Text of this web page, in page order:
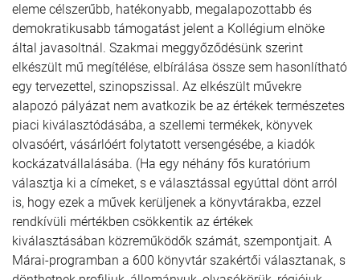
eleme célszerűbb, hatékonyabb, megalapozottabb és
demokratikusabb támogatást jelent a Kollégium elnöke
által javasoltnál. Szakmai meggyőződésünk szerint
elkészült mű megítélése, elbírálása össze sem hasonlítható
egy tervezettel, szinopszissal. Az elkészült művekre
alapozó pályázat nem avatkozik be az értékek természetes
piaci kiválasztódásába, a szellemi termékek, könyvek
olvasóért, vásárlóért folytatott versengésébe, a kiadók
kockázatvállalásába. (Ha egy néhány fős kuratórium
választja ki a címeket, s e választással egyúttal dönt arról
is, hogy ezek a művek kerüljenek a könyvtárakba, ezzel
rendkívüli mértékben csökkentik az értékek
kiválasztásában közreműködők számát, szempontjait. A
Márai-programban a 600 könyvtár szakértői választanak, s